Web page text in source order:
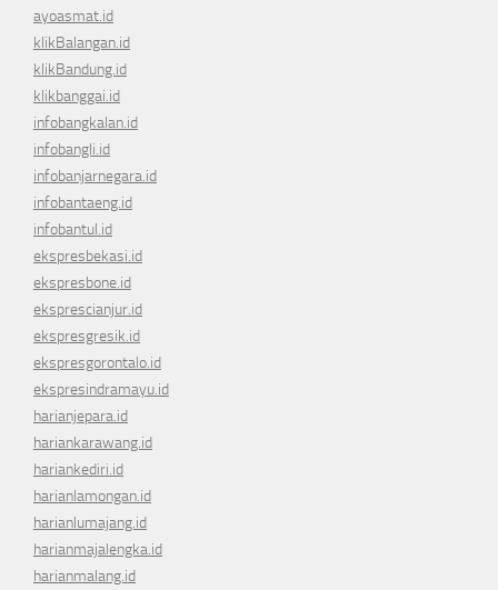
ayoasmat.id
klikBalangan.id
klikBandung.id
klikbanggai.id
infobangkalan.id
infobangli.id
infobanjarnegara.id
infobantaeng.id
infobantul.id
ekspresbekasi.id
ekspresbone.id
eksprescianjur.id
ekspresgresik.id
ekspresgorontalo.id
ekspresindramayu.id
harianjepara.id
hariankarawang.id
hariankediri.id
harianlamongan.id
harianlumajang.id
harianmajalengka.id
harianmalang.id